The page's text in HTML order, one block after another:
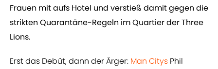
Frauen mit aufs Hotel und verstieß damit gegen die
strikten Quarantäne-Regeln im Quartier der Three
Lions.
Erst das Debüt, dann der Ärger: Man Citys Phil